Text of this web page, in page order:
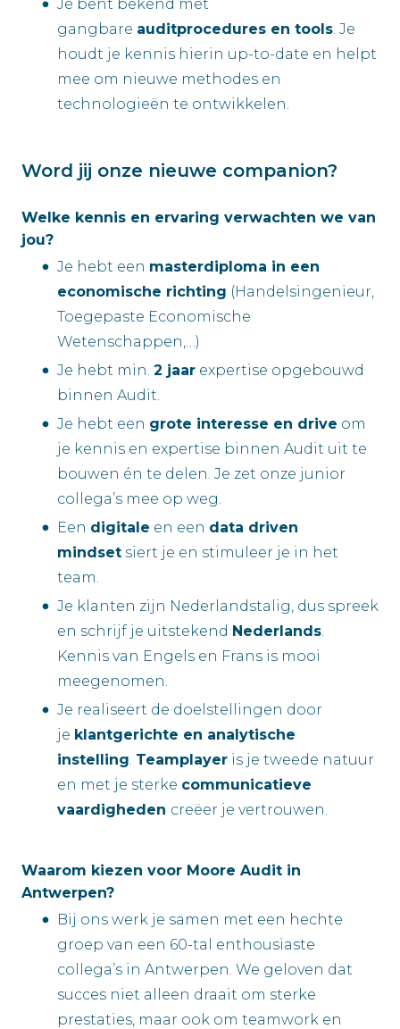
Je bent bekend met
gangbare auditprocedures en tools . Je
houdt je kennis hierin up-to-date en helpt
mee om nieuwe methodes en
technologieën te ontwikkelen.
Word jij onze nieuwe companion?
Welke kennis en ervaring verwachten we van
jou?
Je hebt een masterdiploma in een
economische richting (Handelsingenieur,
Toegepaste Economische
Wetenschappen,…)
Je hebt min. 2 jaar expertise opgebouwd
binnen Audit.
Je hebt een grote interesse en drive om
je kennis en expertise binnen Audit uit te
bouwen én te delen. Je zet onze junior
collega’s mee op weg.
Een digitale en een data driven
mindset siert je en stimuleer je in het
team.
Je klanten zijn Nederlandstalig, dus spreek
en schrijf je uitstekend Nederlands
Kennis van Engels en Frans is mooi
meegenomen.
Je realiseert de doelstellingen door
je klantgerichte en analytische
instelling Teamplayer is je tweede natuur
en met je sterke communicatieve
vaardigheden creëer je vertrouwen.
Waarom kiezen voor Moore Audit in
Antwerpen?
Bij ons werk je samen met een hechte
groep van een 60-tal enthousiaste
collega’s in Antwerpen. We geloven dat
succes niet alleen draait om sterke
prestaties, maar ook om teamwork en